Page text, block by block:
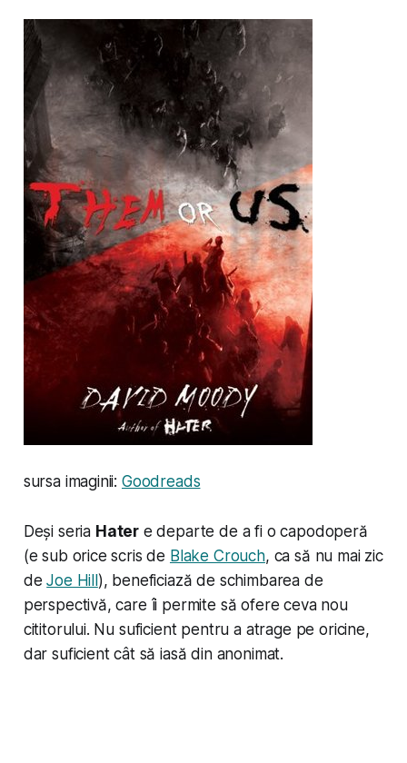
sursa imaginii: Goodreads
Deși seria Hater e departe de a fi o capodoperă
(e sub orice scris de Blake Crouch, ca să nu mai zic
deJoe Hill ), beneficiază de schimbarea de
perspectivă, care îi permite să ofere ceva nou
cititorului. Nu suficient pentru a atrage pe oricine,
dar suficient cât să iasă din anonimat.